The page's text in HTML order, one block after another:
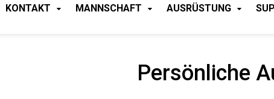
freiwilligen Feuerwehr Litzelsdorf
KONTAKT MANNSCHAFT AUSRÜSTUNG
Persönliche